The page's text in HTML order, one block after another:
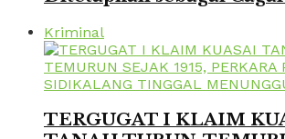
Kriminal
TERGUGAT I KLAIM